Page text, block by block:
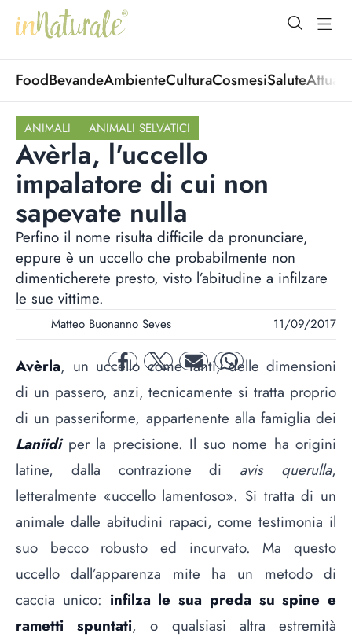
open
FoodBevandeAmbienteCulturaCosmesiSalute
ANIMALI ANIMALI SELVATICI
Avèrla, l'uccello
impalatore di cui non
sapevate nulla
Perfino il nome risulta difficile da pronunciare,
eppure è un uccello che probabilmente non
dimenticherete presto, visto l’abitudine a infilzare
le sue vittime.
Matteo Buonanno Seves 11/09/2017
facebooktwitter mail whatsapp
Avèrla, un uccello come tanti, delle dimensioni
di un passero, anzi, tecnicamente si tratta proprio
di un passeriforme, appartenente alla famiglia dei
Laniidiper la precisione. Il suo nome ha origini
latine, dalla contrazione di avis querulla,
letteralmente «uccello lamentoso». Si tratta di un
animale dalle abitudini rapaci, come testimonia il
suo becco robusto ed incurvato. Ma questo
uccello dall’apparenza mite ha un metodo di
caccia unico: infilza le sua preda su spine e
rametti spuntati, o qualsiasi altra estremità